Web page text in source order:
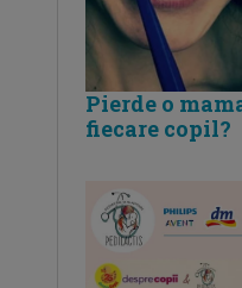
Pierde o
fiecare copil?